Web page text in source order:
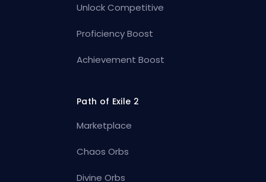
Unlock Competitive
Proficiency Boost
Achievement Boost
Path of Exile 2
Marketplace
Chaos Orbs
Divine Orbs